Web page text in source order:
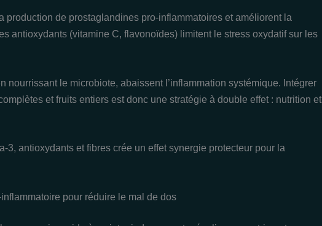
production de prostaglandines pro‑inflammatoires et améliorent la
antioxydants (vitamine C, flavonoïdes) limitent le stress oxydatif sur les
nourrissant le microbiote, abaissent l’inflammation systémique. Intégrer
et fruits entiers est donc une stratégie à double effet : nutrition et
antioxydants et fibres crée un effet synergie protecteur pour la
pour réduire le mal de dos